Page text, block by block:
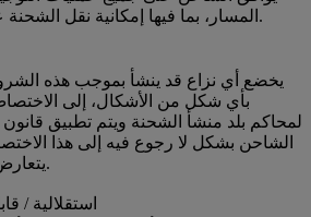
المسار، بما فيها إمكانية نقل الشحنة عبر أماكن توقف وسيطة.
يخضع أي نزاع قد ينشأ بموجب هذه
بأي شكل من الأشكال، إلى
لمحاكم بلد منشأ الشحنة ويتم تطبيق
الشاحن بشكل لا رجوع فيه إلى هذا
يتعارض مع القانون المعمول به.
13. استقلالية /